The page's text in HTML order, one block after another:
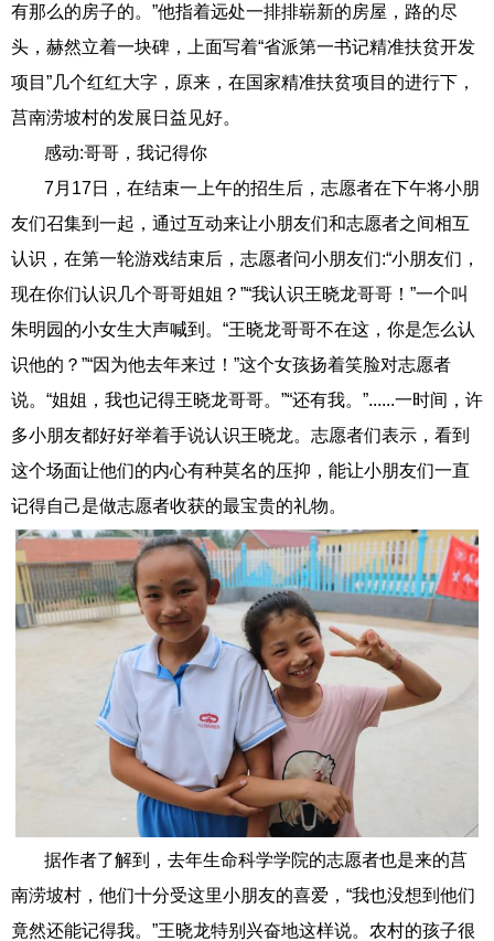
有那么的房子的。”他指着远处一排排崭新的房屋，路的尽
头，赫然立着一块碑，上面写着“省派第一书记精准扶贫开发
项目”几个红红大字，原来，在国家精准扶贫项目的进行下，
莒南涝坡村的发展日益见好。
感动:哥哥，我记得你
7月17日，在结束一上午的招生后，志愿者在下午将小朋
友们召集到一起，通过互动来让小朋友们和志愿者之间相互
认识，在第一轮游戏结束后，志愿者问小朋友们:“小朋友们，
现在你们认识几个哥哥姐姐？”“我认识王晓龙哥哥！”一个叫
朱明园的小女生大声喊到。“王晓龙哥哥不在这，你是怎么认
识他的？”“因为他去年来过！”这个女孩扬着笑脸对志愿者
说。“姐姐，我也记得王晓龙哥哥。”“还有我。”......一时间，许
多小朋友都好好举着手说认识王晓龙。志愿者们表示，看到
这个场面让他们的内心有种莫名的压抑，能让小朋友们一直
记得自己是做志愿者收获的最宝贵的礼物。
据作者了解到，去年生命科学学院的志愿者也是来的莒
南涝坡村，他们十分受这里小朋友的喜爱，“我也没想到他们
竟然还能记得我。”王晓龙特别兴奋地这样说。农村的孩子很